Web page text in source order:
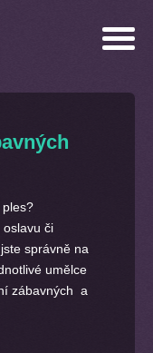
oslavu či
správně na
umělce
zábavných a